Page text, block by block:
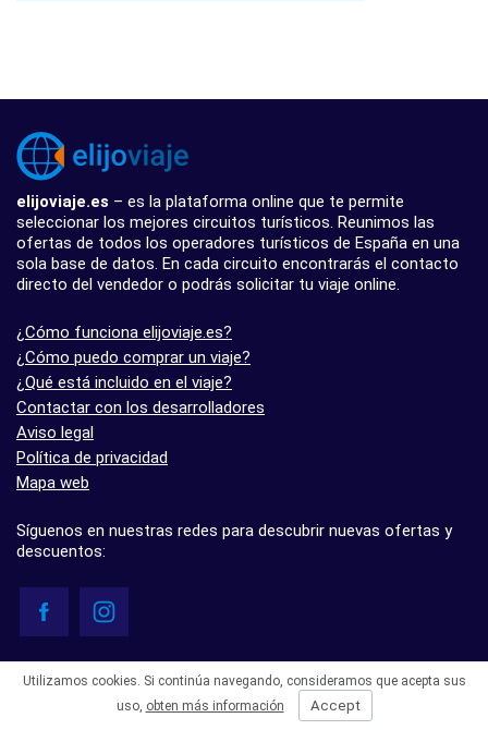
elijoviaje.es – es la plataforma online que te permite
seleccionar los mejores circuitos turísticos. Reunimos las
ofertas de todos los operadores turísticos de España en una
sola base de datos. En cada circuito encontrarás el contacto
directo del vendedor o podrás solicitar tu viaje online.
¿Cómo funciona elijoviaje.es?
¿Cómo puedo comprar un viaje?
¿Qué está incluido en el viaje?
Contactar con los desarrolladores
Aviso legal
Política de privacidad
Mapa web
Síguenos en nuestras redes para descubrir nuevas ofertas y
descuentos:
- 5.0 basado en 7 opiniones
Utilizamos cookies. Si continúa navegando, consideramos que acepta sus
uso, obten más información Accept